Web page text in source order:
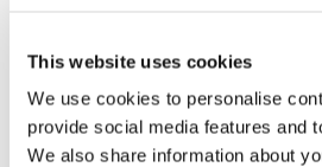
This website uses cookies
We use cookies to personalise
provide social media features and
We also share information about
Raider V2 Drystar
€ 299,95 € 224,95